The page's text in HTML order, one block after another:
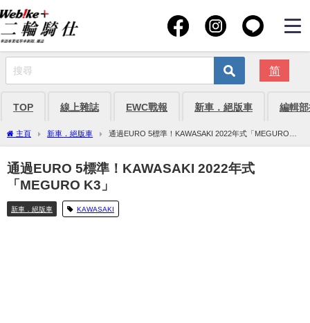
简
TOP 線上雜誌 EWC戰報 新車．絕版車 編輯
主頁 新車．絕版車
通過EURO 5標準！KAWASAKI 2022年式「MEGURO
K3」
通過EURO 5標準！KAWASAKI 2022年式
「MEGURO K3」
新車．絕版車 KAWASAKI